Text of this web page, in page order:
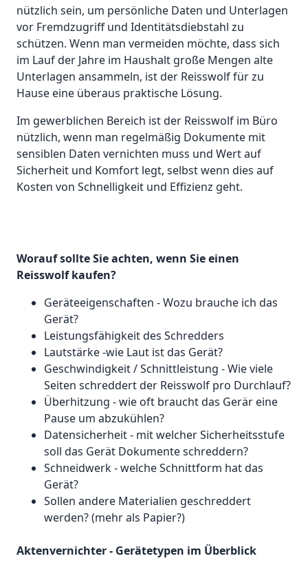
nützlich sein, um persönliche Daten und Unterlagen
vor Fremdzugriff und Identitätsdiebstahl zu
schützen. Wenn man vermeiden möchte, dass sich
im Lauf der Jahre im Haushalt große Mengen alte
Unterlagen ansammeln, ist der Reisswolf für zu
Hause eine überaus praktische Lösung.
Im gewerblichen Bereich ist der Reisswolf im Büro
nützlich, wenn man regelmäßig Dokumente mit
sensiblen Daten vernichten muss und Wert auf
Sicherheit und Komfort legt, selbst wenn dies auf
Kosten von Schnelligkeit und Effizienz geht.
Worauf sollte Sie achten, wenn Sie einen
Reisswolf kaufen?
Geräteeigenschaften - Wozu brauche ich das
Gerät?
Leistungsfähigkeit des Schredders
Lautstärke -wie Laut ist das Gerät?
Geschwindigkeit / Schnittleistung - Wie viele
Seiten schreddert der Reisswolf pro Durchlauf?
Überhitzung - wie oft braucht das Gerär eine
Pause um abzukühlen?
Datensicherheit - mit welcher Sicherheitsstufe
soll das Gerät Dokumente schreddern?
Schneidwerk - welche Schnittform hat das
Gerät?
Sollen andere Materialien geschreddert
werden? (mehr als Papier?)
Aktenvernichter - Gerätetypen im Überblick